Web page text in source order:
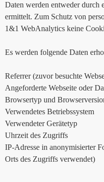
Daten werden entweder
ermittelt. Zum Schutz von
1&1 WebAnalytics keine
Es werden folgende Daten
Referrer (zuvor besuchte
Angeforderte Webseite oder
Browsertyp und
Verwendetes Betriebssystem
Verwendeter Gerätetyp
Uhrzeit des Zugriffs
IP-Adresse in anonymisierter
Orts des Zugriffs verwendet)